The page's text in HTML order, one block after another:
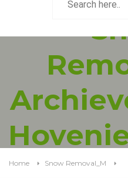
Home Snow Removal_M